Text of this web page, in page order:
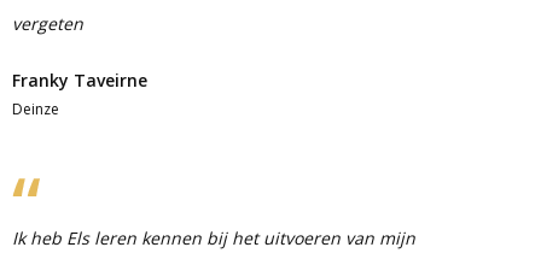
vergeten
Franky Taveirne
Deinze
Ik heb Els leren kennen bij het uitvoeren van mijn